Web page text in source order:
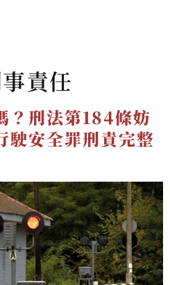
責任
？刑法第184條妨
駛安全罪刑責完整